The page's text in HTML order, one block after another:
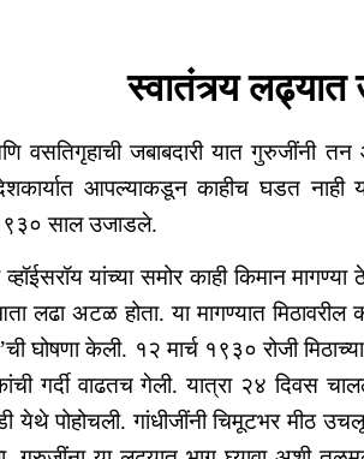
स्वातंत्र्य लढ्यात
वसतिगृहाची जबाबदारी यात
देशकार्यात आपल्याकडून काहीच घडत
साल उजाडले.
यांच्या समोर काही किमान
लढा अटळ होता. या मागण्यात मिठावरील
घोषणा केली. १२ मार्च १९३० रोजी
गर्दी वाढतच गेली. यात्रा २४ दिवस
येथे पोहोचली. गांधीजींनी चिमूटभर मीठ